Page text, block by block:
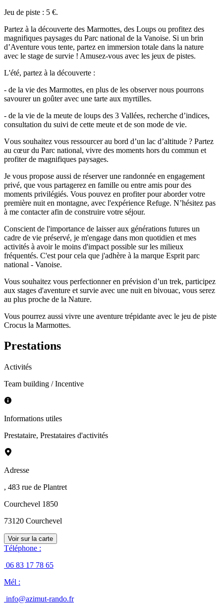
Jeu de piste : 5 €.
Partez à la découverte des Marmottes, des Loups ou profitez des
magnifiques paysages du Parc national de la Vanoise. Si un brin
d’Aventure vous tente, partez en immersion totale dans la nature
avec le stage de survie ! Amusez-vous avec les jeux de pistes.
L'été, partez à la découverte :
- de la vie des Marmottes, en plus de les observer nous pourrons
savourer un goûter avec une tarte aux myrtilles.
- de la vie de la meute de loups des 3 Vallées, recherche d’indices,
consultation du suivi de cette meute et de son mode de vie.
Vous souhaitez vous ressourcer au bord d’un lac d’altitude ? Partez
au cœur du Parc national, vivre des moments hors du commun et
profiter de magnifiques paysages.
Je vous propose aussi de réserver une randonnée en engagement
privé, que vous partagerez en famille ou entre amis pour des
moments privilégiés. Vous pouvez en profiter pour aborder votre
première nuit en montagne, avec l'expérience Refuge. N’hésitez pas
à me contacter afin de construire votre séjour.
Conscient de l'importance de laisser aux générations futures un
cadre de vie préservé, je m'engage dans mon quotidien et mes
activités à avoir le moins d'impact possible sur les milieux
fréquentés. C'est pour cela que j'adhère à la marque Esprit parc
national - Vanoise.
Vous souhaitez vous perfectionner en prévision d’un trek, participez
aux stages d'aventure et survie avec une nuit en bivouac, vous serez
au plus proche de la Nature.
Vous pourrez aussi vivre une aventure trépidante avec le jeu de piste
Crocus la Marmottes.
Prestations
Activités
Team building / Incentive
Informations utiles
Prestataire, Prestataires d'activités
Adresse
, 483 rue de Plantret
Courchevel 1850
73120 Courchevel
Voir sur la carte
Téléphone :
06 83 17 78 65
Mél :
info@azimut-rando.fr